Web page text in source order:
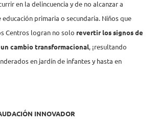
en la delincuencia y de no alcanzar a
primaria o secundaria. Niños que
Centros logran no solo revertir los signos de
cambio transformacional, ¡resultando
en jardín de infantes y hasta en
INNOVADOR